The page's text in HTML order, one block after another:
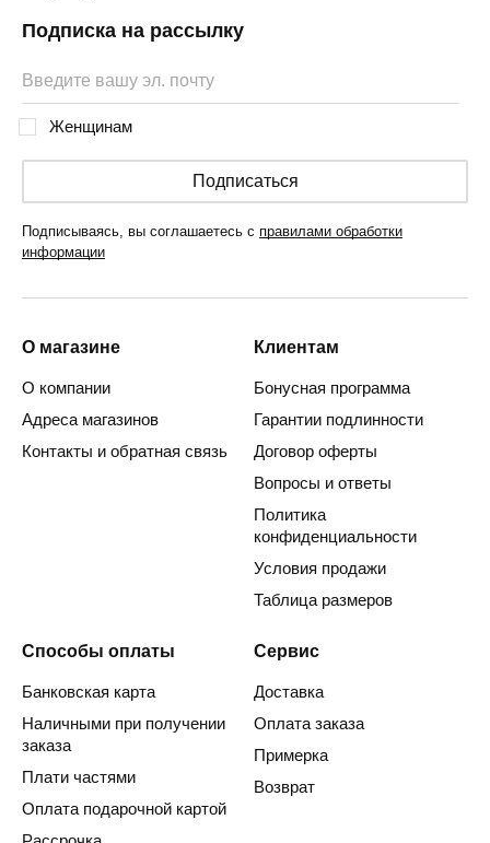
Подписка на рассылку
Женщинам
Подписаться
Подписываясь, вы соглашаетесь с правилами обработки
информации
О магазине
О компании
Адреса магазинов
Контакты и обратная связь
Клиентам
Бонусная программа
Гарантии подлинности
Договор оферты
Вопросы и ответы
Политика
конфиденциальности
Условия продажи
Таблица размеров
Способы оплаты
Банковская карта
Наличными при получении
заказа
Плати частями
Оплата подарочной картой
Сервис
Доставка
Оплата заказа
Примерка
Возврат